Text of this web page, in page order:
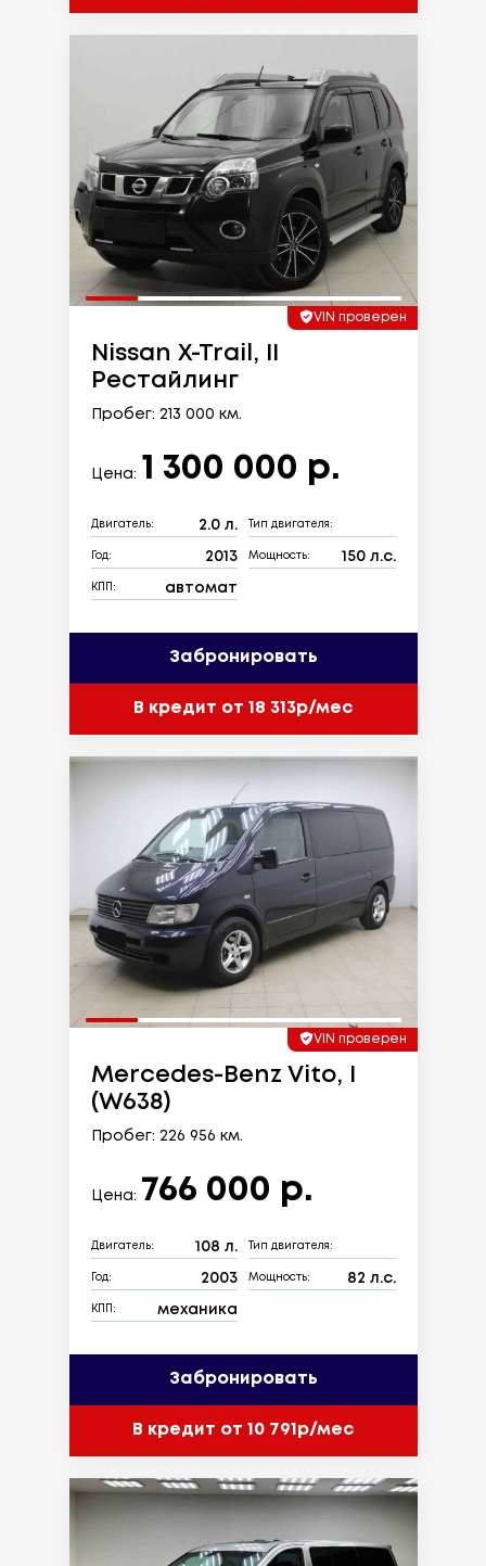
VIN проверен
Nissan X-Trail, II
Рестайлинг
Пробег: 213 000 км.
Цена: 1 300 000 р.
Двигатель: 2.0 л. Тип двигателя:
Год: 2013 Мощность: 150 л.с.
КПП: автомат
Забронировать
В кредит от 18 313р/мес
VIN проверен
Mercedes-Benz Vito, I
(W638)
Пробег: 226 956 км.
Цена: 766 000 р.
Двигатель: 108 л. Тип двигателя:
Год: 2003 Мощность: 82 л.с.
КПП: механика
Забронировать
В кредит от 10 791р/мес